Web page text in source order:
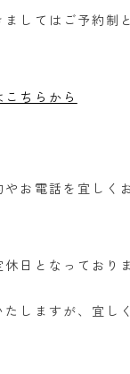
ましてはご予約制
ちらから
やお電話を宜しく
休日となっており
たしますが、宜し